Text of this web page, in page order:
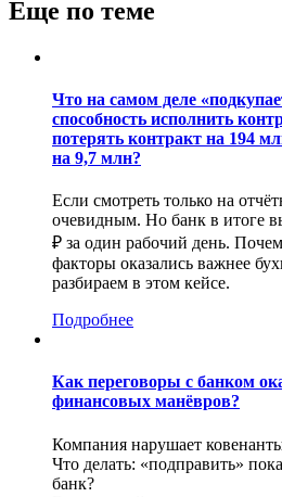
Еще по теме
Что на самом деле
способность исполнить
потерять контракт на 194
на 9,7 млн?
Если смотреть только на
очевидным. Но банк в итоге
₽ за один рабочий день.
факторы оказались важнее
разбираем в этом кейсе.
Подробнее
Как переговоры с банком
финансовых манёвров?
Компания нарушает
Что делать: «подправить»
банк?